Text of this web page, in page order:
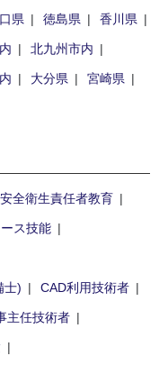
県 徳島県
香川県
北九州市内
大分県
宮崎県
全衛生責任者教育
ス技能
士)
CAD利用技術者
主任技術者